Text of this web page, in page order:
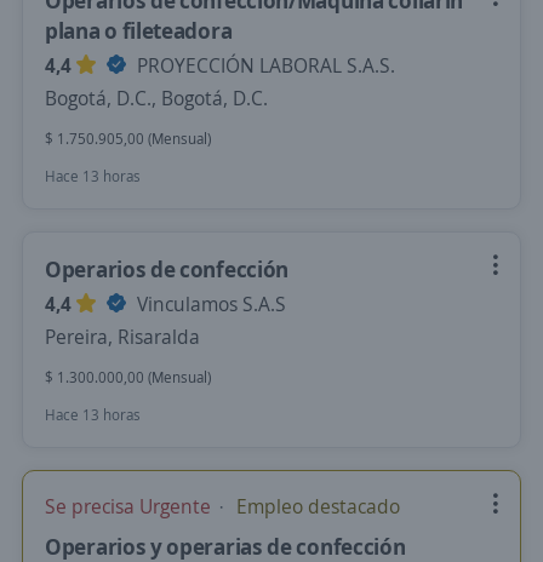
plana o fileteadora
4,4
PROYECCIÓN LABORAL S.A.S.
Bogotá, D.C., Bogotá, D.C.
$ 1.750.905,00 (Mensual)
Hace 13 horas
Operarios de confección
4,4
Vinculamos S.A.S
Pereira, Risaralda
$ 1.300.000,00 (Mensual)
Hace 13 horas
Se precisa Urgente Empleo destacado
Operarios y operarias de confección